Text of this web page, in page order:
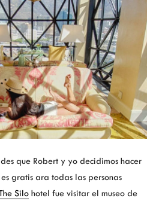
que Robert y yo decidimos hacer
gratis ara todas las personas
Silo hotel fue visitar el museo de